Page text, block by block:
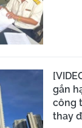
gắn
công
thay